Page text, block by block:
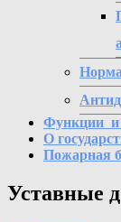
Функции и
О
Пожарная
Уставные